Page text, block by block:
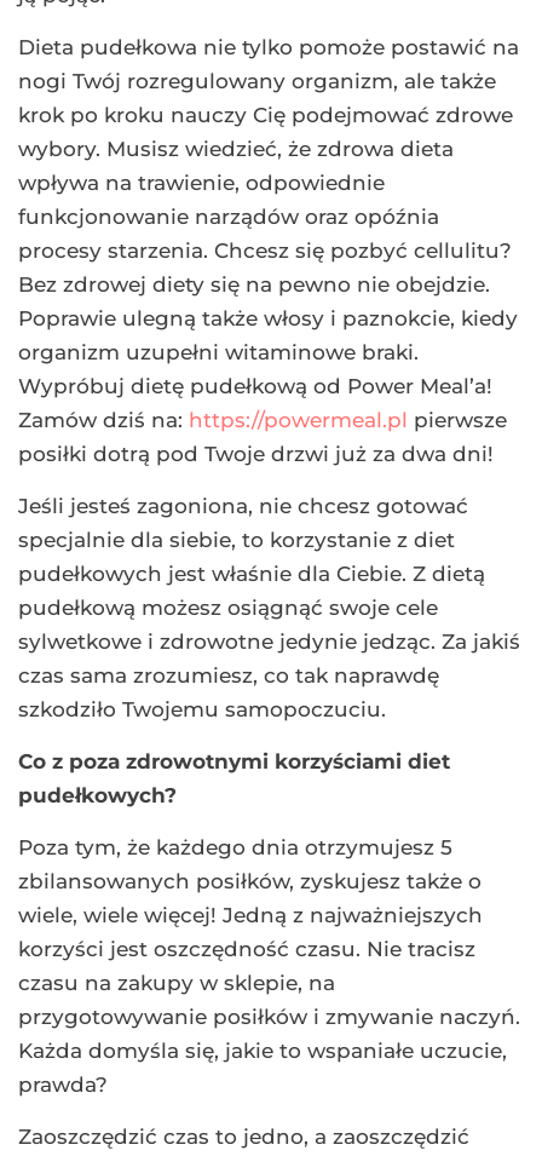
Dieta pudełkowa nie tylko pomoże postawić na
nogi Twój rozregulowany organizm, ale także
krok po kroku nauczy Cię podejmować zdrowe
wybory. Musisz wiedzieć, że zdrowa dieta
wpływa na trawienie, odpowiednie
funkcjonowanie narządów oraz opóźnia
procesy starzenia. Chcesz się pozbyć cellulitu?
Bez zdrowej diety się na pewno nie obejdzie.
Poprawie ulegną także włosy i paznokcie, kiedy
organizm uzupełni witaminowe braki.
Wypróbuj dietę pudełkową od Power Meal’a!
Zamów dziś na: https://powermeal.pl pierwsze
posiłki dotrą pod Twoje drzwi już za dwa dni!
Jeśli jesteś zagoniona, nie chcesz gotować
specjalnie dla siebie, to korzystanie z diet
pudełkowych jest właśnie dla Ciebie. Z dietą
pudełkową możesz osiągnąć swoje cele
sylwetkowe i zdrowotne jedynie jedząc. Za jakiś
czas sama zrozumiesz, co tak naprawdę
szkodziło Twojemu samopoczuciu.
Co z poza zdrowotnymi korzyściami diet
pudełkowych?
Poza tym, że każdego dnia otrzymujesz 5
zbilansowanych posiłków, zyskujesz także o
wiele, wiele więcej! Jedną z najważniejszych
korzyści jest oszczędność czasu. Nie tracisz
czasu na zakupy w sklepie, na
przygotowywanie posiłków i zmywanie naczyń.
Każda domyśla się, jakie to wspaniałe uczucie,
prawda?
Zaoszczędzić czas to jedno, a zaoszczędzić